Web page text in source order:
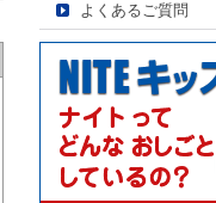
よくあるご質問